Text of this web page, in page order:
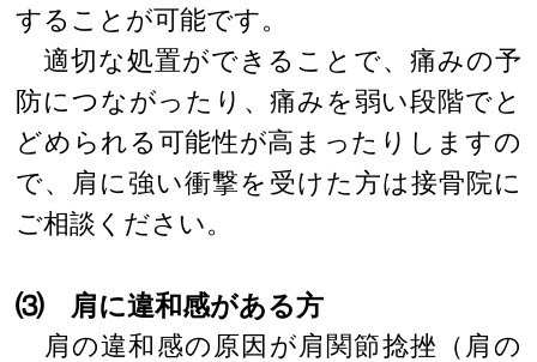
することが可能です。
適切な処置ができることで、痛みの予
防につながったり、痛みを弱い段階でと
どめられる可能性が高まったりしますの
で、肩に強い衝撃を受けた方は接骨院に
ご相談ください。
⑶ 肩に違和感がある方
肩の違和感の原因が肩関節捻挫（肩の